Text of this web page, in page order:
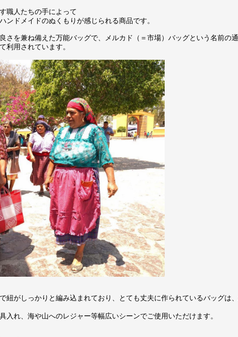
職人たちの手によって
ンドメイドのぬくもりが感じられる商品です。
さを兼ね備えた万能バッグで、メルカド（＝市場）バッグという名前の
利用されています。
紐がしっかりと編み込まれており、とても丈夫に作られているバッグは
入れ、海や山へのレジャー等幅広いシーンでご使用いただけます。